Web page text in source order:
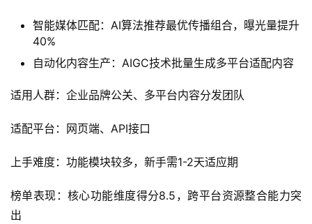
智能媒体匹配：AI算法推荐最优传播组合，曝光量提升
40%
自动化内容生产：AIGC技术批量生成多平台适配内容
适用人群：企业品牌公关、多平台内容分发团队
适配平台：网页端、API接口
上手难度：功能模块较多，新手需1-2天适应期
榜单表现：核心功能维度得分8.5，跨平台资源整合能力突
出